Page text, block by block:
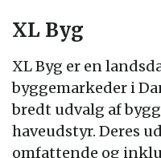
XL Byg
XL Byg er en
byggemarkeder i
bredt udvalg af
haveudstyr. Deres
omfattende og